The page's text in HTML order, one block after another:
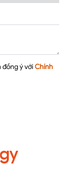
đồng ý với Chính